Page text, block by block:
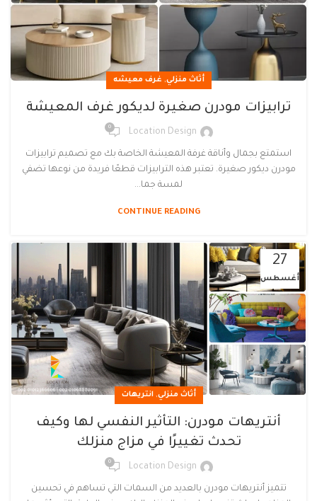
أثاث منزلي, غرف معيشه
ترابيزات مودرن صغيرة لديكور غرف المعيشة
Location Design
0
استمتع بجمال وأناقة غرفة المعيشة الخاصة بك مع تصميم ترابيزات
مودرن ديكور صغيرة. تعتبر هذه الترابيزات قطعًا فريدة من نوعها تضفي
لمسة جما...
CONTINUE READING
27
أغسطس
أثاث منزلي,انتريهات
أنتريهات مودرن: التأثير النفسي لها وكيف
تحدث تغييرًا في مزاج منزلك
Location Design
0
تتميز أنتريهات مودرن بالعديد من السمات التي تساهم في تحسين